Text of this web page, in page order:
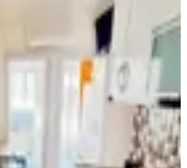
1. Kat·08.08.2026
KONSEPT GAYRİMENKUL